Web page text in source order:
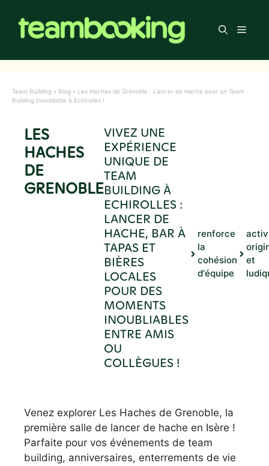
contenu
Menu
Team Building » Blog » Les Haches de Grenoble : Lancer de Hache pour un Team
Building Inoubliable à Echirolles !
LES
HACHES
DE
GRENOBLE
VIVEZ UNE
EXPÉRIENCE
UNIQUE DE
TEAM
BUILDING À
ECHIROLLES :
LANCER DE
HACHE, BAR À
TAPAS ET
BIÈRES
LOCALES
POUR DES
MOMENTS
INOUBLIABLES
ENTRE AMIS
OU
COLLÈGUES !
renforce
la
cohésion
d'équipe
et
Venez explorer Les Haches de Grenoble, la
première salle de lancer de hache en Isère !
Parfaite pour vos événements de team
building, anniversaires, enterrements de vie